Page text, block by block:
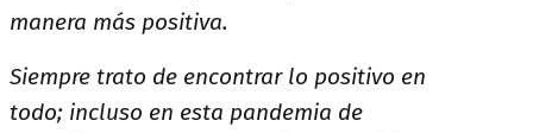
manera más positiva.
Siempre trato de encontrar lo positivo en
todo; incluso en esta pandemia de